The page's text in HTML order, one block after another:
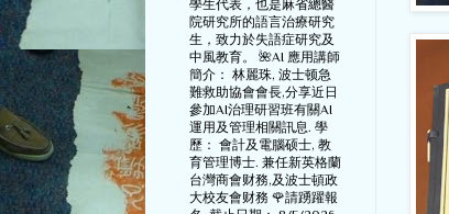
學生代表，也是麻省總醫
院研究所的語言治療研究
生，致力於失語症研究及
中風教育。 🌺AI 應用講師
簡介： 林麗珠, 波士顿急
難救助協會會長,分享近日
參加AI治理研習班有關AI
運用及管理相關訊息. 學
歷： 會計及電腦硕士, 教
育管理博士. 兼任新英格蘭
台灣商會财務,及波士頓政
大校友會财務 🌹請踴躍報